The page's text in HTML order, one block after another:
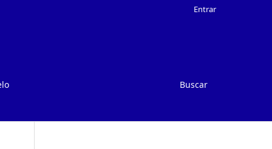
Buscar
Entrar